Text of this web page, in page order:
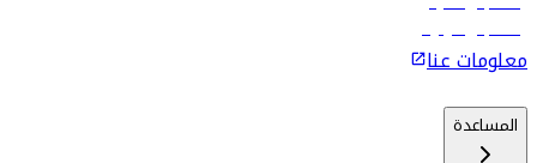
رحلات إلى كولومبو
معلومات عنا
المساعدة